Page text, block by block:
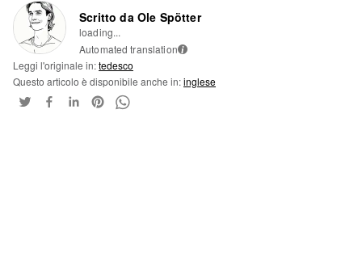
Scritto da Ole Spötter
loading...
Automated translation i
Leggi l'originale in:tedesco
Questo articolo è disponibile anche in:inglese